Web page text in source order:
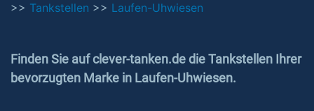
>> Tankstellen >> Laufen-Uhwiesen
Finden Sie auf clever-tanken.de die Tankstellen Ihrer
bevorzugten Marke in Laufen-Uhwiesen.